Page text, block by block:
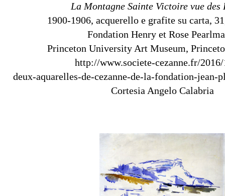
La Montagne Sainte Victoire vue des
1900-1906, acquerello e grafite su carta,
Fondation Henry et Rose
Princeton University Art Museum,
http://www.societe-cezanne.fr/
deux-aquarelles-de-cezanne-de-la-fondation-jean-
Cortesia Angelo Calabria